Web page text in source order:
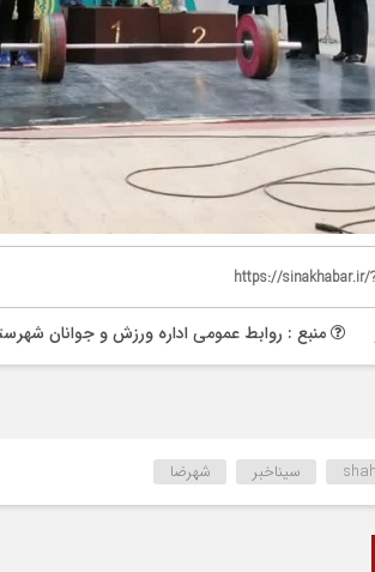
https://sinakhabar.ir/
منبع : روابط عمومی اداره ورزش و جوانان
سیناخبر شهرضا